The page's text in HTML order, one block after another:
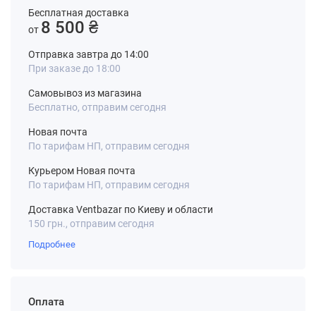
Бесплатная доставка
от 8 500 ₴
Отправка завтра до 14:00
При заказе до 18:00
Самовывоз из магазина
Бесплатно, отправим сегодня
Новая почта
По тарифам НП, отправим сегодня
Курьером Новая почта
По тарифам НП, отправим сегодня
Доставка Ventbazar по Киеву и области
150 грн., отправим сегодня
Подробнее
Оплата